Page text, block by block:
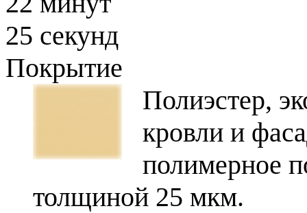
24 секунд
Покрытие
Полиэстер,
кровли и
полимерное
толщиной 25 мкм.